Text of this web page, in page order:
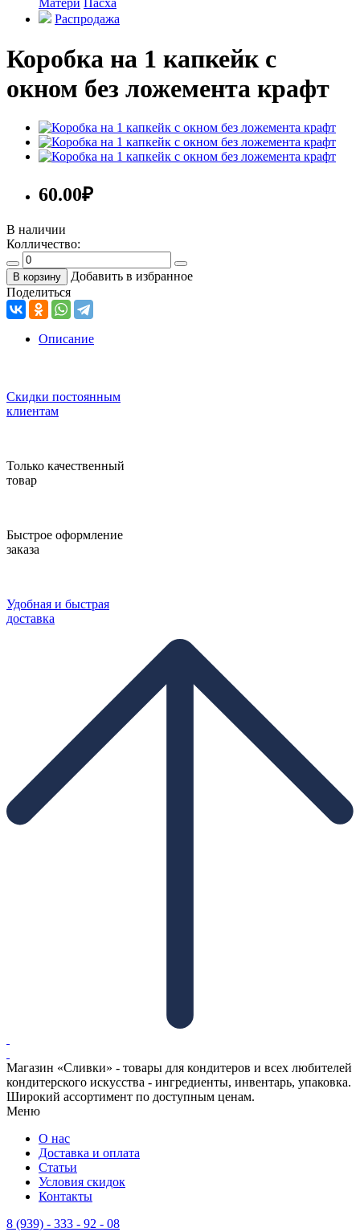
Матери Пасха
Распродажа
Коробка на 1 капкейк с
окном без ложемента крафт
60.00₽
В наличии
Колличество:
В корзину
Добавить в избранное
Поделиться
Описание
Скидки постоянным
клиентам
Только качественный
товар
Быстрое оформление
заказа
Удобная и быстрая
доставка
Магазин «Сливки» - товары для кондитеров и всех любителей
кондитерского искусства - ингредиенты, инвентарь, упаковка.
Широкий ассортимент по доступным ценам.
Меню
О нас
Доставка и оплата
Статьи
Условия скидок
Контакты
8 (939) - 333 - 92 - 08